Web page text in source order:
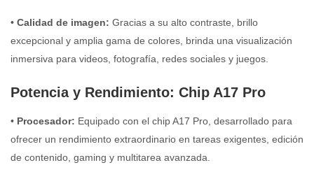
• Calidad de imagen: Gracias a su alto contraste, brillo
excepcional y amplia gama de colores, brinda una visualización
inmersiva para videos, fotografía, redes sociales y juegos.
Potencia y Rendimiento: Chip A17 Pro
• Procesador: Equipado con el chip A17 Pro, desarrollado para
ofrecer un rendimiento extraordinario en tareas exigentes, edición
de contenido, gaming y multitarea avanzada.